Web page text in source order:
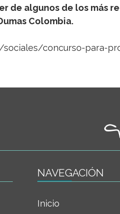
de algunos de los más
Colombia.
concurso-para-
NAVEGACIÓN
Inicio